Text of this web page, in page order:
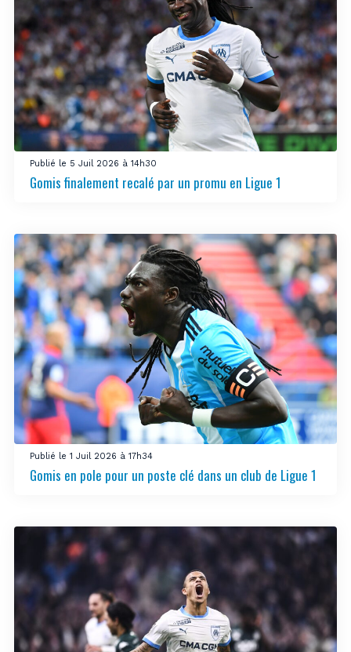
Publié le 5 Juil 2026 à 14h30
Gomis finalement recalé par un promu en Ligue 1
Publié le 1 Juil 2026 à 17h34
Gomis en pole pour un poste clé dans un club de Ligue 1